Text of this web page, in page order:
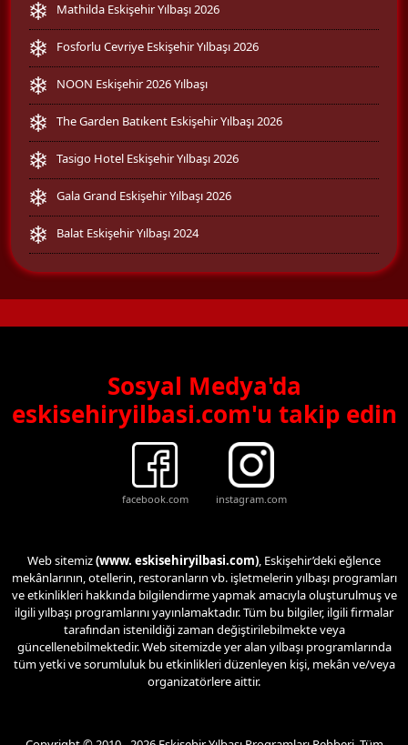
Mathilda Eskişehir Yılbaşı 2026
Fosforlu Cevriye Eskişehir Yılbaşı 2026
NOON Eskişehir 2026 Yılbaşı
The Garden Batıkent Eskişehir Yılbaşı 2026
Tasigo Hotel Eskişehir Yılbaşı 2026
Gala Grand Eskişehir Yılbaşı 2026
Balat Eskişehir Yılbaşı 2024
Sosyal Medya'da
eskisehiryilbasi.com'u takip edin
facebook.com instagram.com
Web sitemiz(www. eskisehiryilbasi.com), Eskişehir’deki eğlence
mekânlarının, otellerin, restoranların vb. işletmelerin yılbaşı programları
ve etkinlikleri hakkında bilgilendirme yapmak amacıyla oluşturulmuş ve
ilgili yılbaşı programlarını yayınlamaktadır. Tüm bu bilgiler, ilgili firmalar
tarafından istenildiği zaman değiştirilebilmekte veya
güncellenebilmektedir. Web sitemizde yer alan yılbaşı programlarında
tüm yetki ve sorumluluk bu etkinlikleri düzenleyen kişi, mekân ve/veya
organizatörlere aittir.